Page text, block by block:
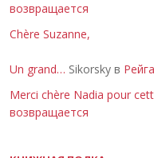
возвращается
Chère Suzanne,
Un grand… Sikorsky в
Merci chère Nadia pour
возвращается